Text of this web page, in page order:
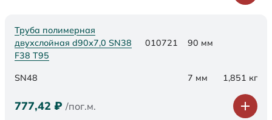
Труба полимерная
двухслойная d90х7,0 SN38
F38 Т95
010721 90 мм
SN48 7 мм 1,851 кг
777,42 ₽ /пог.м.